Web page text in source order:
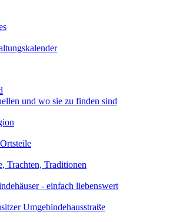
und wo sie zu finden sind
Trachten, Traditionen
- einfach liebenswert
Umgebindehausstraße